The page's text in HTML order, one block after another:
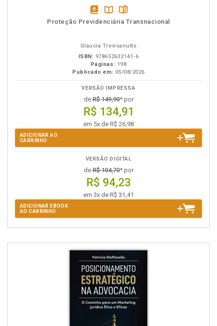
disponívelDisponível
páginas
Proteção Previdenciária Transnacional
Glaucia Trevisanutto
ISBN: 978652632141-6
Páginas: 198
Publicado em: 05/08/2026
VERSÃO IMPRESSA
deR$ 149,90* por
R$ 134,91
em 5x de R$ 26,98
ADICIONAR AO
CARRINHO
VERSÃO DIGITAL
deR$ 104,70* por
R$ 94,23
em 3x de R$ 31,41
ADICIONAR EBOOK
AO CARRINHO